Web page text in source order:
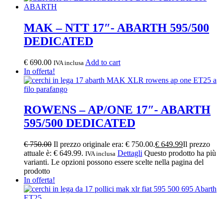
MAK – NTT 17″- ABARTH 595/500
DEDICATED
€ 690.00 IVA inclusa Add to cart
In offerta!
ROWENS – AP/ONE 17″- ABARTH
595/500 DEDICATED
€750.00 Il prezzo originale era: € 750.00.€ 649.99Il prezzo
attuale è: € 649.99. IVA inclusa Dettagli Questo prodotto ha più
varianti. Le opzioni possono essere scelte nella pagina del
prodotto
In offerta!